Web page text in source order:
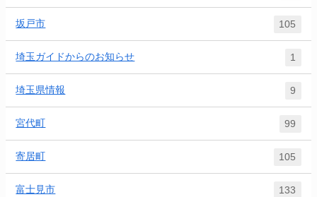
坂戸市 105
埼玉ガイドからのお知らせ 1
埼玉県情報 9
宮代町 99
寄居町 105
富士見市 133